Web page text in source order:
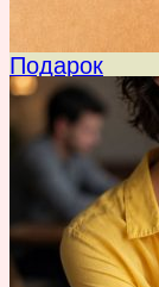
Подарок